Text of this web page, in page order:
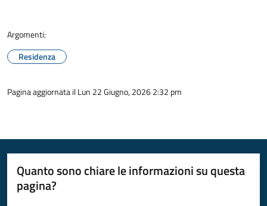
Argomenti:
Residenza
Pagina aggiornata il Lun 22 Giugno, 2026 2:32 pm
Quanto sono chiare le informazioni su questa
pagina?